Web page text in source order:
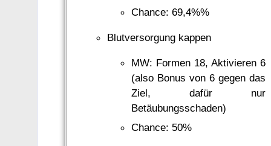
Chance: 69,4%%
Blutversorgung kappen
MW: Formen 18, Aktivieren 6
(also Bonus von 6 gegen das
Ziel, dafür nur
Betäubungsschaden)
Chance: 50%